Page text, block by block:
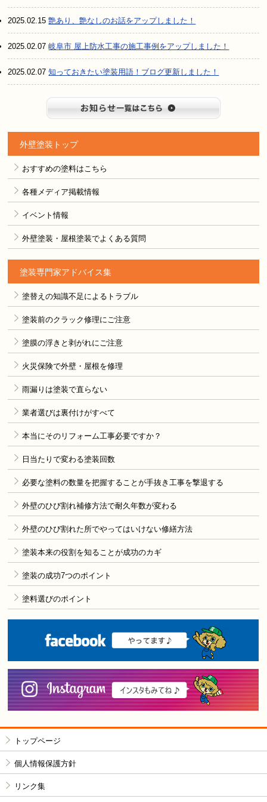
2025.02.15艶あり、艶なしのお話をアップしました！
2025.02.07岐阜市 屋上防水工事の施工事例をアップしました！
2025.02.07知っておきたい塗装用語！ブログ更新しました！
外壁塗装トップ
おすすめの塗料はこちら
各種メディア掲載情報
イベント情報
外壁塗装・屋根塗装でよくある質問
塗装専門家アドバイス集
塗替えの知識不足によるトラブル
塗装前のクラック修理にご注意
塗膜の浮きと剥がれにご注意
火災保険で外壁・屋根を修理
雨漏りは塗装で直らない
業者選びは裏付けがすべて
本当にそのリフォーム工事必要ですか？
日当たりで変わる塗装回数
必要な塗料の数量を把握することが手抜き工事を撃退する
外壁のひび割れ補修方法で耐久年数が変わる
外壁のひび割れた所でやってはいけない修繕方法
塗装本来の役割を知ることが成功のカギ
塗装の成功7つのポイント
塗料選びのポイント
トップページ
個人情報保護方針
リンク集